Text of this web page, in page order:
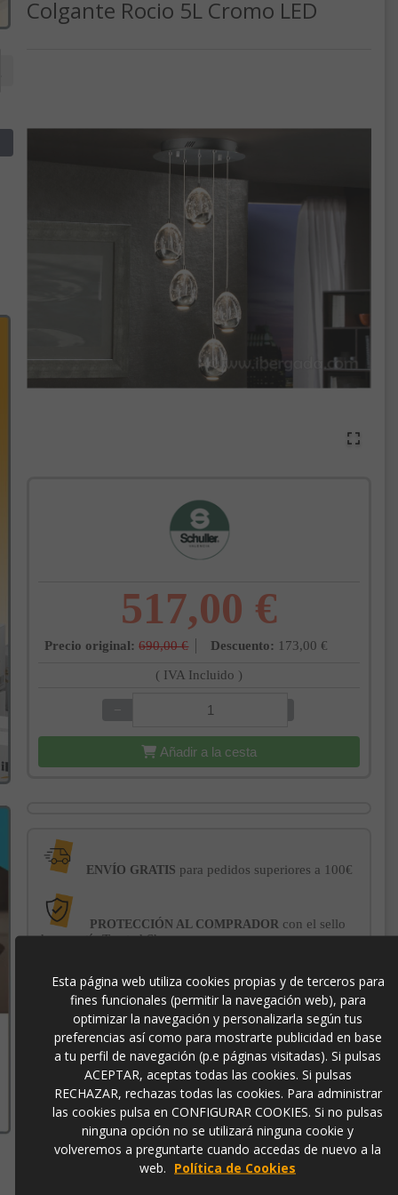
Colgante Rocio 5L Cromo LED
517,00 €
Precio original: 690,00 € Descuento: 173,00 €
( IVA Incluido )
−
Añadir a la cesta
ENVÍO GRATIS para pedidos superiores a 100€
PROTECCIÓN AL COMPRADOR con el sello
de garantía Trusted Shops
-3% DE DESCUENTO EXTRA
para pagos con
transferencia bancaria
783517
8435435310462
Esta página web utiliza cookies propias y de terceros para
fines funcionales (permitir la navegación web), para
optimizar la navegación y personalizarla según tus
preferencias así como para mostrarte publicidad en base
a tu perfil de navegación (p.e páginas visitadas). Si pulsas
ACEPTAR, aceptas todas las cookies. Si pulsas
RECHAZAR, rechazas todas las cookies. Para administrar
las cookies pulsa en CONFIGURAR COOKIES. Si no pulsas
ninguna opción no se utilizará ninguna cookie y
volveremos a preguntarte cuando accedas de nuevo a la
web. Política de Cookies